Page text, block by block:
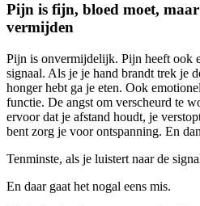
Pijn is fijn, bloed moet,
vermijden
Pijn is onvermijdelijk. Pijn heeft ook
signaal. Als je je hand brandt trek je
honger hebt ga je eten. Ook
functie. De angst om verscheurd te
ervoor dat je afstand houdt, je
bent zorg je voor ontspanning. En
Tenminste, als je luistert naar de
En daar gaat het nogal eens mis.